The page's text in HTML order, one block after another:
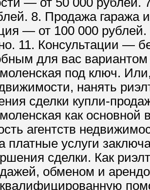
8. Продажа
— от 100 000
11. Консультации —
для вас вариантом
под ключ.
нанять
сделки купли-
как
агентств
платные услуги
сделки. Как
обменом и